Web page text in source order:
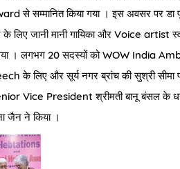
से सम्मानित किया गया । इस अवसर पर डा
जानी मानी गायिका और Voice artist
। लगभग 20सदस्यों कोWOW India
के लिए और सूर्य नगर ब्रांच की सुश्री सीमा
Vice Presidentश्रीमती बानू बंसल के
जैन ने किया ।